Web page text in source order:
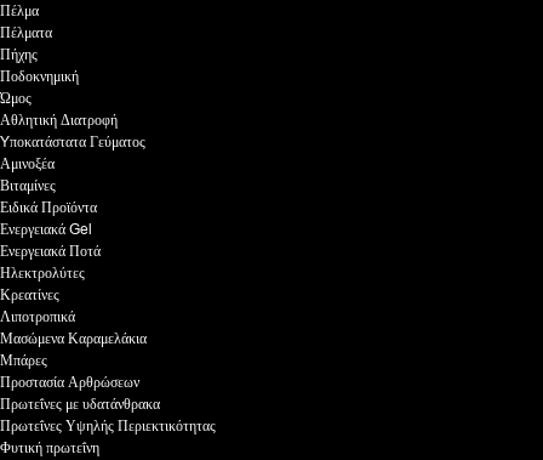
Πέλμα
Πέλματα
Πήχης
Ποδοκνημική
Ώμος
Αθλητική Διατροφή
Yποκατάστατα Γεύματος
Αμινοξέα
Βιταμίνες
Ειδικά Προϊόντα
Ενεργειακά Gel
Ενεργειακά Ποτά
Ηλεκτρολύτες
Κρεατίνες
Λιποτροπικά
Μασώμενα Καραμελάκια
Μπάρες
Προστασία Αρθρώσεων
Πρωτεΐνες με υδατάνθρακα
Πρωτεΐνες Υψηλής Περιεκτικότητας
Φυτική πρωτεΐνη